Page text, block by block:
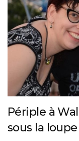
Périple à
sous la